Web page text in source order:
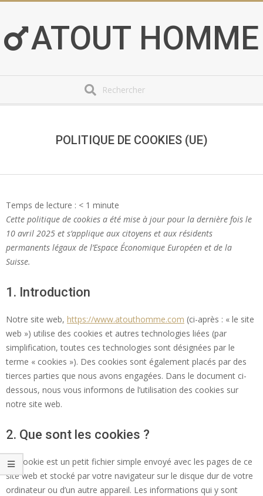
content ATOUT HOMME
POLITIQUE DE COOKIES (UE)
Temps de lecture : < 1 minute
Cette politique de cookies a été mise à jour pour la dernière fois le
10 avril 2025 et s’applique aux citoyens et aux résidents
permanents légaux de l’Espace Économique Européen et de la
Suisse.
1. Introduction
Notre site web, https://www.atouthomme.com (ci-après : « le site
web ») utilise des cookies et autres technologies liées (par
simplification, toutes ces technologies sont désignées par le
terme « cookies »). Des cookies sont également placés par des
tierces parties que nous avons engagées. Dans le document ci-
dessous, nous vous informons de l’utilisation des cookies sur
notre site web.
2. Que sont les cookies ?
Un cookie est un petit fichier simple envoyé avec les pages de ce
site web et stocké par votre navigateur sur le disque dur de votre
ordinateur ou d’un autre appareil. Les informations qui y sont